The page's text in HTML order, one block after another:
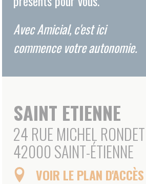
24 RUE MICHEL RONDET
42000SAINT-ÉTIENNE
VOIR LE PLAN D'ACCÈS
04.82.77.18.83
HORAIRES